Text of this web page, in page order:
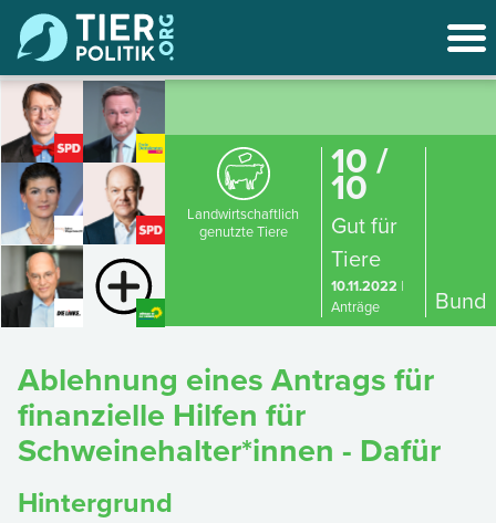
Landwirtschaftlich
genutzte Tiere
10 /
10
Gut für
Tiere
10.11.2022 |
Anträge
Bund
Ablehnung eines Antrags für
finanzielle Hilfen für
Schweinehalter*innen - Dafür
Hintergrund